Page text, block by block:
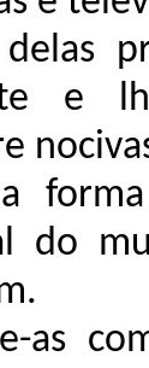
e
do
as